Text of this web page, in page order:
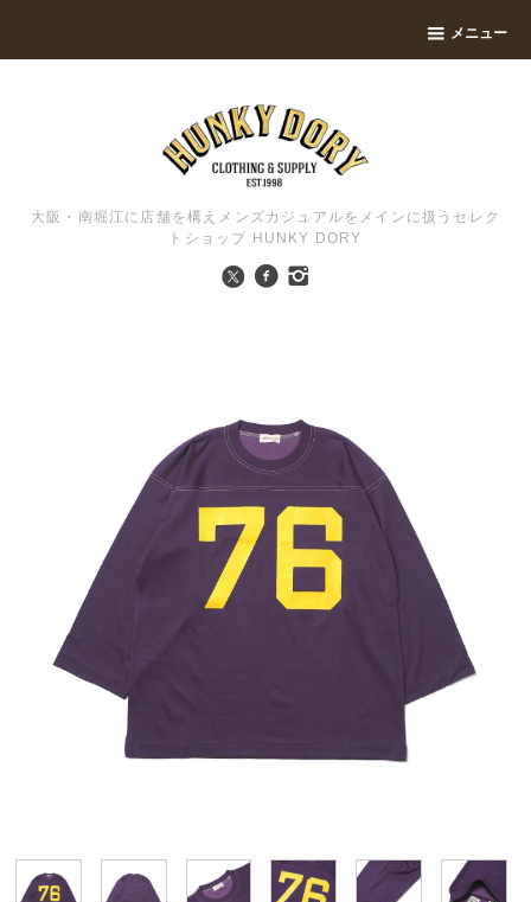
メニュー
大阪・南堀江に店舗を構えメンズカジュアルをメインに扱うセレク
トショップ HUNKY DORY